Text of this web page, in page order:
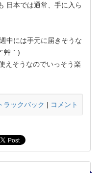
日本では通常、手に入ら
中には手元に届きそうな
艸｀)
えそうなのでいっそう楽
ラックバック | コメント